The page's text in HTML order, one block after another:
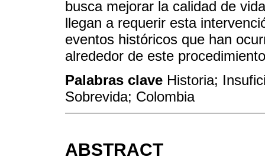
busca mejorar la calidad de
llegan a requerir esta
eventos históricos que han
alrededor de este
Palabras clave Historia;
Sobrevida; Colombia
ABSTRACT